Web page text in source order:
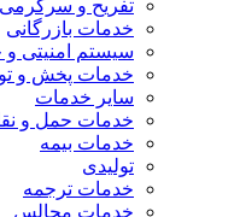
تفریح و سرگرمی
خدمات بازرگانی
سیستم امنیتی
خدمات پخش و
سایر خدمات
خدمات حمل و
خدمات بیمه
تولیدی
خدمات ترجمه
خدمات مجالس